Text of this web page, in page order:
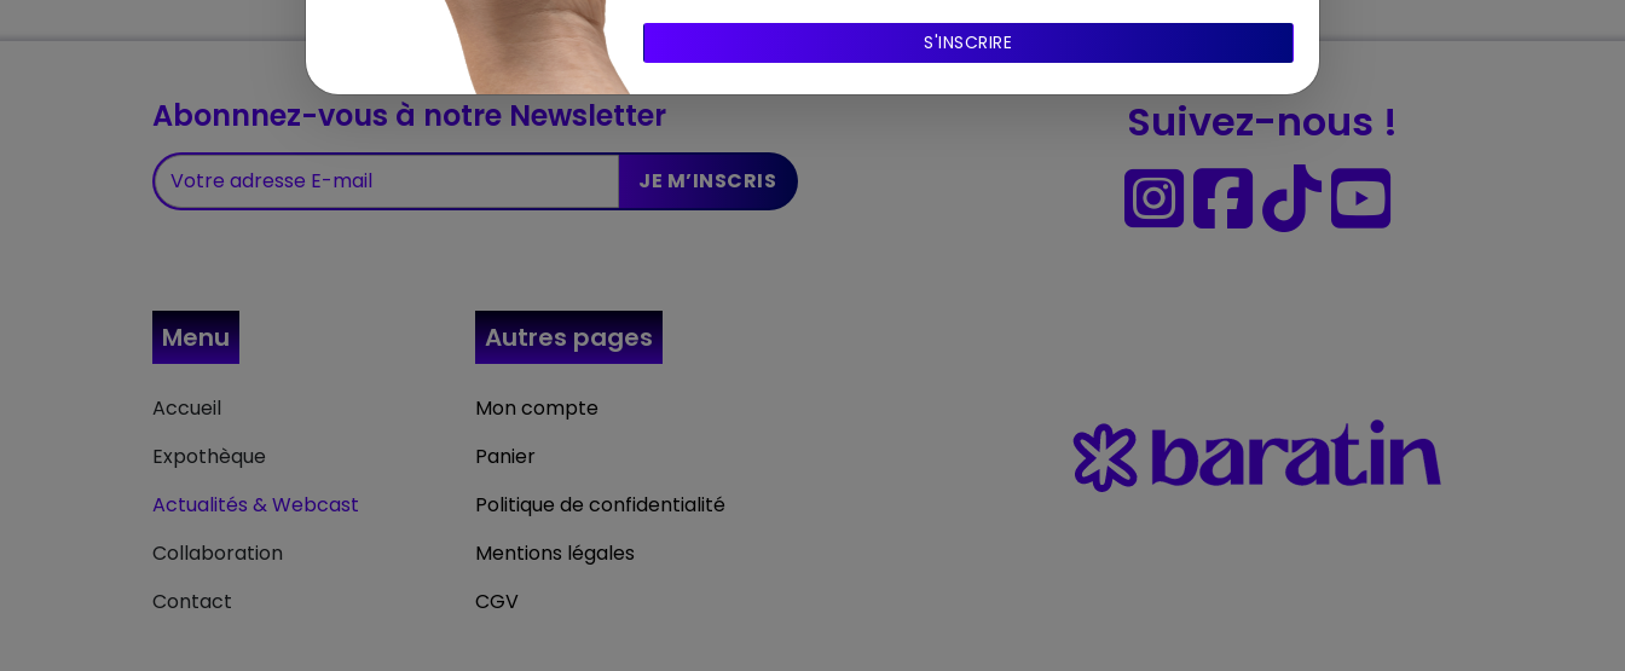
Abonnnez-vous à notre Newsletter Suivez-nous !
Menu
Accueil
Expothèque
Actualités & Webcast
Collaboration
Contact
Autrespages
Mon compte
Panier
Politique de confidentialité
Mentions légales
CGV